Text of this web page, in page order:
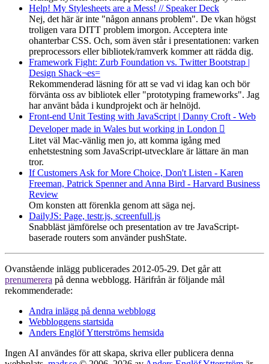
Help! My Stylesheets are a Mess! // Speaker Deck
Nej, det här är inte "någon annans problem". De vkan högst
troligen vara DITT problem imorgon. Acceptera inte
ohanterbar CSS. Och, som även står i presentationen: varken
preprocessors eller bibliotek/ramverk kommer att rädda dig.
Framework Fight: Zurb Foundation vs. Twitter Bootstrap |
Design Shack¬es=
Rekommenderad läsning för att se vad vi idag kan och bör
förvänta oss av bibliotek eller "prototyping frameworks". Jag
har använt båda i kundprojekt och är helnöjd.
Front-end Unit Testing with JavaScript | Danny Croft - Web
Developer made in Wales but working in London 
Litet väl Mac-vänlig men jo, att komma igång med
enhetstestning som JavaScript-utvecklare är lättare än man
tror.
If Customers Ask for More Choice, Don't Listen - Karen
Freeman, Patrick Spenner and Anna Bird - Harvard Business
Review
Om konsten att förenkla genom att säga nej.
DailyJS: Page, testr.js, screenfull.js
Snabbläst jämförelse och presentation av tre JavaScript-
baserade routers som använder pushState.
Ovanstående inlägg publicerades 2012-05-29. Det går att
prenumerera på denna webblogg. Härifrån är följande mål
rekommenderade:
Andra inlägg på denna webblogg
Webbloggens startsida
Anders Englöf Ytterströms hemsida
Ingen AI användes för att skapa, skriva eller publicera denna